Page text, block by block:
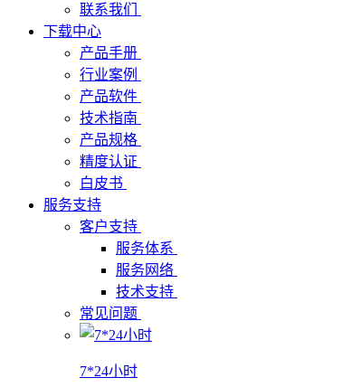
联系我们
下载中心
产品手册
行业案例
产品软件
技术指南
产品规格
精度认证
白皮书
服务支持
客户支持
服务体系
服务网络
技术支持
常见问题
7*24小时